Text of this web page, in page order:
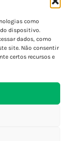
como
dispositivo.
dados, como
site. Não consentir
certos recursos e